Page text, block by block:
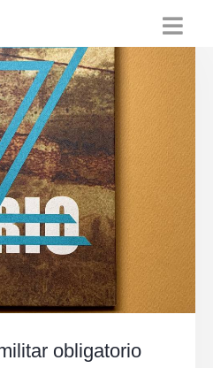
obligatorio